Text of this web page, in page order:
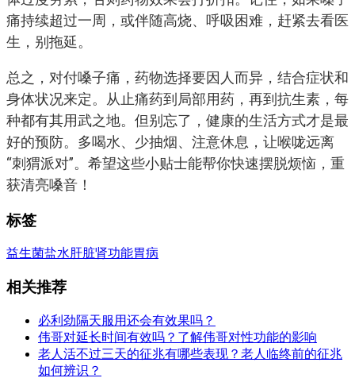
痛持续超过一周，或伴随高烧、呼吸困难，赶紧去看医
生，别拖延。
总之，对付嗓子痛，药物选择要因人而异，结合症状和
身体状况来定。从止痛药到局部用药，再到抗生素，每
种都有其用武之地。但别忘了，健康的生活方式才是最
好的预防。多喝水、少抽烟、注意休息，让喉咙远离
“刺猬派对”。希望这些小贴士能帮你快速摆脱烦恼，重
获清亮嗓音！
标签
益生菌盐水肝脏肾功能胃病
相关推荐
必利劲隔天服用还会有效果吗？
伟哥对延长时间有效吗？了解伟哥对性功能的影响
老人活不过三天的征兆有哪些表现？老人临终前的征兆
如何辨识？